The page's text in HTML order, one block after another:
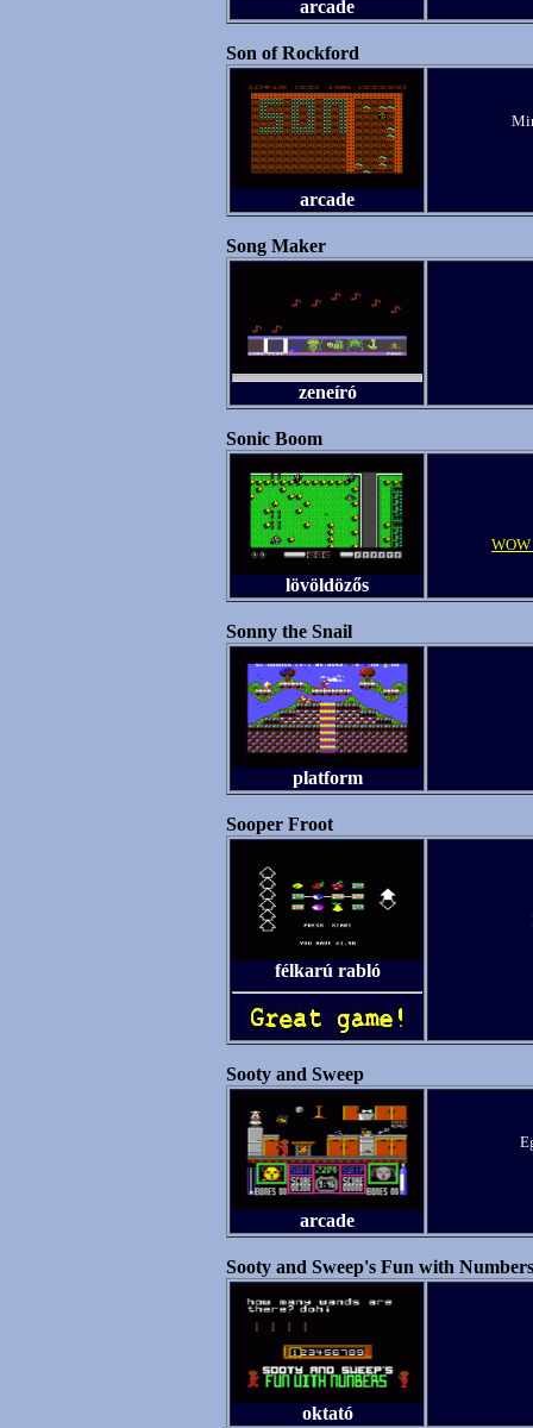
arcade
Son of Rockford
arcade
Song Maker
zeneíró
Sonic Boom
lövöldözős
Sonny the Snail
platform
Sooper Froot
félkarú rabló
Sooty and Sweep
arcade
Sooty and Sweep's Fun with Numbers
oktató